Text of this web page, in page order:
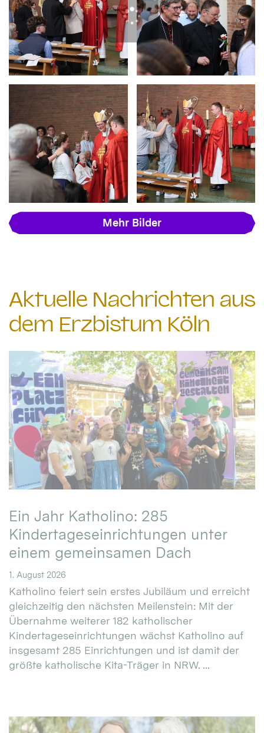
Mehr Bilder
Aktuelle Nachrichten aus
dem Erzbistum Köln
Ein Jahr Katholino: 285
Kindertageseinrichtungen unter
einem gemeinsamen Dach
1. August 2026
Katholino feiert sein erstes Jubiläum und erreicht
gleichzeitig den nächsten Meilenstein: Mit der
Übernahme weiterer 182 katholischer
Kindertageseinrichtungen wächst Katholino auf
insgesamt 285 Einrichtungen und ist damit der
größte katholische Kita-Träger in NRW. ...